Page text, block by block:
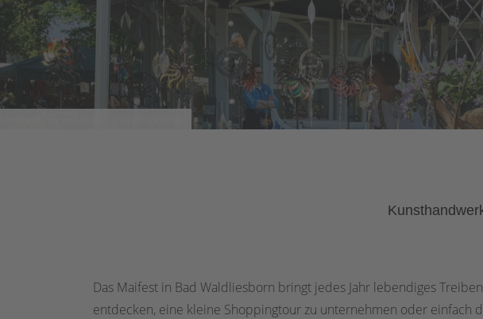
Das Maifest in Bad Waldliesborn bringt jedes Jahr lebendiges
entdecken, eine kleine Shoppingtour zu unternehmen oder einfach